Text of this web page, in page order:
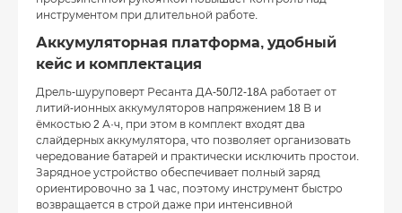
инструментом при длительной работе.
Аккумуляторная платформа, удобный
кейс и комплектация
Дрель-шуруповерт Ресанта ДА-50Л2-18А работает от
литий-ионных аккумуляторов напряжением 18 В и
ёмкостью 2 А·ч, при этом в комплект входят два
слайдерных аккумулятора, что позволяет организовать
чередование батарей и практически исключить простои.
Зарядное устройство обеспечивает полный заряд
ориентировочно за 1 час, поэтому инструмент быстро
возвращается в строй даже при интенсивной